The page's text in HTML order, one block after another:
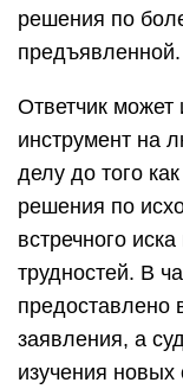
решения по
предъявленной.
Ответчик может
инструмент на
делу до того
решения по
встречного
трудностей. В
предоставлено
заявления, а
изучения новых